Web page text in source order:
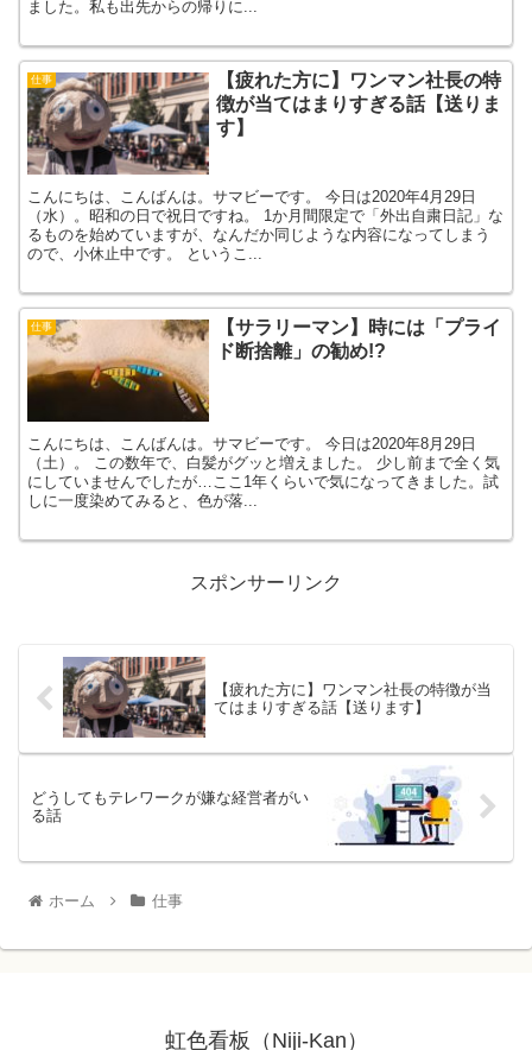
ました。私も出先からの帰りに...
仕事
【疲れた方に】ワンマン社長の特
徴が当てはまりすぎる話【送りま
す】
こんにちは、こんばんは。サマビーです。 今日は2020年4月29日
（水）。昭和の日で祝日ですね。 1か月間限定で「外出自粛日記」な
るものを始めていますが、なんだか同じような内容になってしまう
ので、小休止中です。 というこ...
仕事
【サラリーマン】時には「プライ
ド断捨離」の勧め!?
こんにちは、こんばんは。サマビーです。 今日は2020年8月29日
（土）。 この数年で、白髪がグッと増えました。 少し前まで全く気
にしていませんでしたが…ここ1年くらいで気になってきました。試
しに一度染めてみると、色が落...
スポンサーリンク
【疲れた方に】ワンマン社長の特徴が当
てはまりすぎる話【送ります】
どうしてもテレワークが嫌な経営者がい
る話
ホーム 仕事
虹色看板（Niji-Kan）